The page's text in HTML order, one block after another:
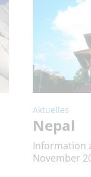
Aktuelles
Nepal
Information
November